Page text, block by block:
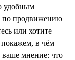
удобным
по продвижению
или хотите
покажем, в чём
мнение: что